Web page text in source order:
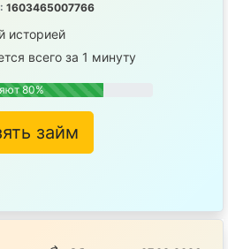
1603465007766
историей
всего за 1 минуту
80%
займ